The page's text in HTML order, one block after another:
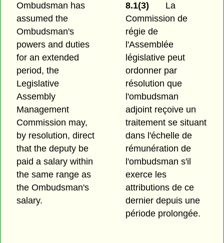
Ombudsman has
assumed the
Ombudsman's
powers and duties
for an extended
period, the
Legislative
Assembly
Management
Commission may,
by resolution, direct
that the deputy be
paid a salary within
the same range as
the Ombudsman's
salary.
8.1(3)
La
Commission de
régie de
l'Assemblée
législative peut
ordonner par
résolution que
l'ombudsman
adjoint reçoive un
traitement se situant
dans l'échelle de
rémunération de
l'ombudsman s'il
exerce les
attributions de ce
dernier depuis une
période prolongée.